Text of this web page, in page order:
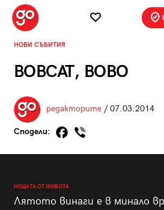
НОВИ СЪБИТИЯ
BOBCAT, BOBO
редакторите/ 07.03.2014
Сподели:
НЕЩАТА ОТ ЖИВОТА
Лятото винаги е в минало